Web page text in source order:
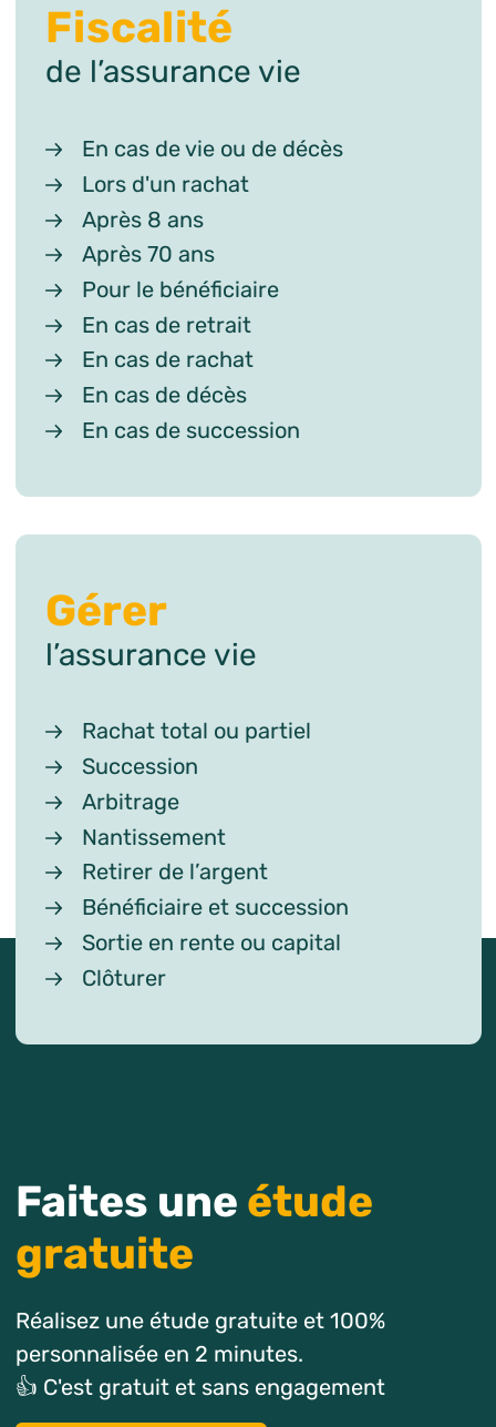
Fiscalité
de l’assurance vie
En cas de vie ou de décès
Lors d'un rachat
Après 8 ans
Après 70 ans
Pour le bénéficiaire
En cas de retrait
En cas de rachat
En cas de décès
En cas de succession
Gérer
l’assurance vie
Rachat total ou partiel
Succession
Arbitrage
Nantissement
Retirer de l’argent
Bénéficiaire et succession
Sortie en rente ou capital
Clôturer
Faites une étude
gratuite
Réalisez une étude gratuite et 100%
personnalisée en 2 minutes.
👍 C'est gratuit et sans engagement